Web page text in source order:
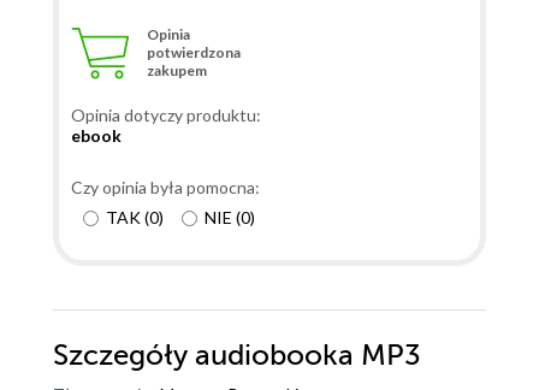
Opinia
potwierdzona
zakupem
Opinia dotyczy produktu:
ebook
Czy opinia była pomocna:
TAK(0) NIE (0)
Szczegóły audiobooka MP3